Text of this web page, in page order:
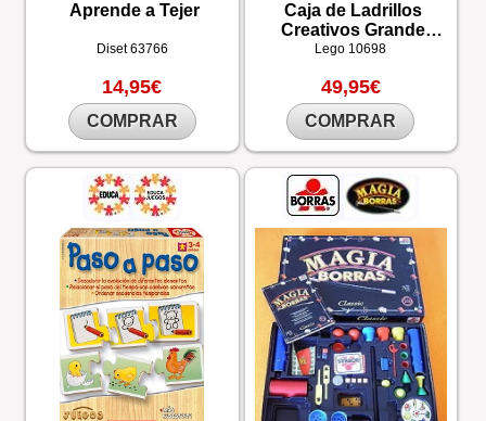
Aprende a Tejer
Diset63766
14,95€
COMPRAR
Caja de Ladrillos
Creativos Grande
LEGO®
Lego 10698
49,95€
COMPRAR